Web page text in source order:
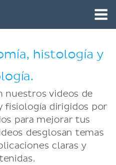
histología y
nuestros videos de
fisiología dirigidos por
para mejorar tus
desglosan temas
claras y